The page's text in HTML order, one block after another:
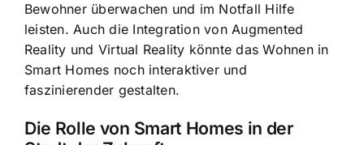
Bewohner überwachen und im Notfall Hilfe
leisten. Auch die Integration von Augmented
Reality und Virtual Reality könnte das Wohnen in
Smart Homes noch interaktiver und
faszinierender gestalten.
Die Rolle von Smart Homes in der